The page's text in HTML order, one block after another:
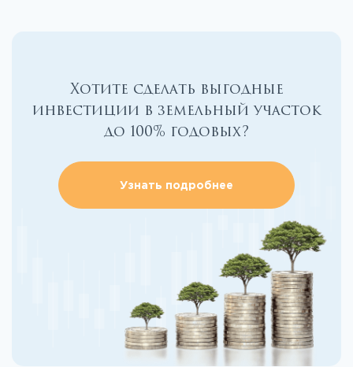
Хотите сделать выгодные
инвестиции в земельный участок
до 100% годовых?
Узнать подробнее